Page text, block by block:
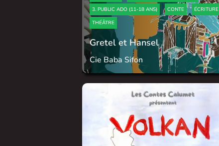
3. PUBLIC ADO (11-18 ANS)
CONTE
ÉCRITURE
THÉÂTRE
Gretel et Hansel
Cie Baba Sifon